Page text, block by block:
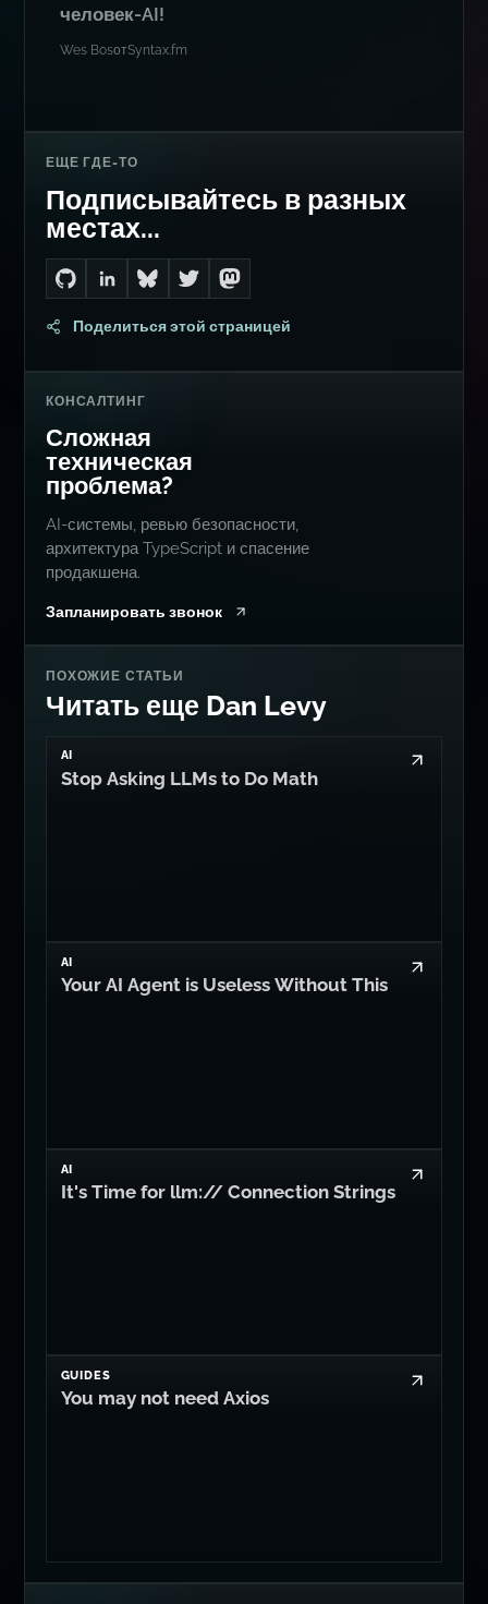
человек-AI!
Wes BosотSyntax.fm
ЕЩЕ ГДЕ-ТО
Подписывайтесь в разных
местах...
Go to Dan's GitHub
Connect with me on LinkedIn
Follow me on Bluesky
Follow me on Twitter
Follow me on Mastodon
Поделиться этой страницей
КОНСАЛТИНГ
Сложная
техническая
проблема?
AI-системы, ревью безопасности,
архитектура TypeScript и спасение
продакшена.
Запланировать звонок
ПОХОЖИЕ СТАТЬИ
Читать еще Dan Levy
AI
Stop Asking LLMs to Do Math
AI
Your AI Agent is Useless Without This
AI
It's Time for llm:// Connection Strings
GUIDES
You may not need Axios